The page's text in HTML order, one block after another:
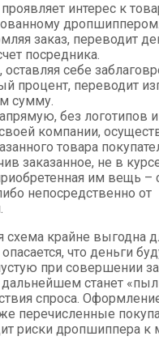
интерес к
дропшиппером.
заказ, переводит
посредника.
себе
процент, переводит
сумму.
без логотипов
компании,
товара
заказанное, не в
им вещь –
непосредственно от
схема крайне выгодна
что деньги
при совершении
станет
спроса.
перечисленные
риски дропшиппера к